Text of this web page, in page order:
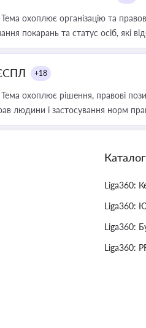
Тема охоплює організацію та
покарань та статус осіб, які
+18
Тема охоплює рішення, правові
людини і застосування норм
Liga360:
Liga360:
Liga360:
Liga360: